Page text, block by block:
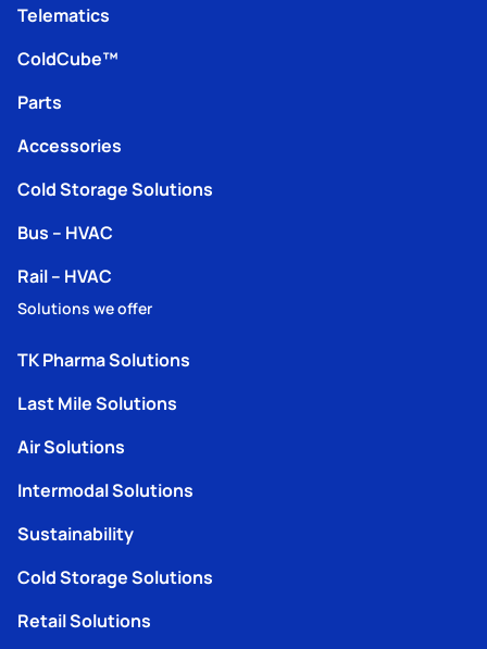
Telematics
ColdCube™
Parts
Accessories
Cold Storage Solutions
Bus – HVAC
Rail – HVAC
Solutions we offer
TK Pharma Solutions
Last Mile Solutions
Air Solutions
Intermodal Solutions
Sustainability
Cold Storage Solutions
Retail Solutions